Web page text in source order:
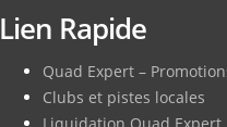
Lien Rapide
Quad Expert –
Clubs et pistes locales